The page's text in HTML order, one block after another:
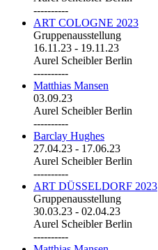
----------
ART COLOGNE 2023
Gruppenausstellung
16.11.23 - 19.11.23
Aurel Scheibler Berlin
----------
Matthias Mansen
03.09.23
Aurel Scheibler Berlin
----------
Barclay Hughes
27.04.23 - 17.06.23
Aurel Scheibler Berlin
----------
ART DÜSSELDORF 2023
Gruppenausstellung
30.03.23 - 02.04.23
Aurel Scheibler Berlin
----------